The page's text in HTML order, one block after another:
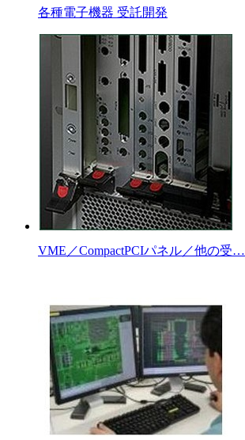
各種電子機器 受託開発
VME／CompactPCIパネル／他の受…